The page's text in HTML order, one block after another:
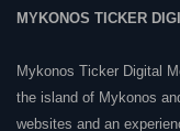
MYKONOS TICKER
Mykonos Ticker Digital
the island of Mykonos
websites and an